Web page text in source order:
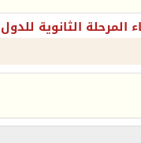
المرحلة الثانوية